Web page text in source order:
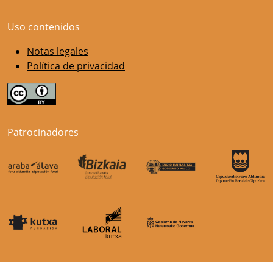
Uso contenidos
Notas legales
Política de privacidad
Patrocinadores